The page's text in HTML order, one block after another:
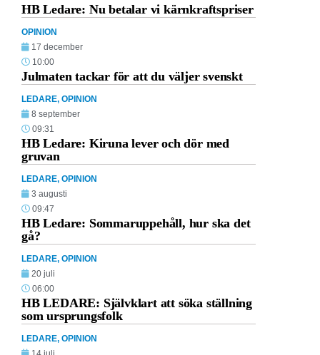
HB Ledare: Nu betalar vi kärnkraftspriser
OPINION
17 december
10:00
Julmaten tackar för att du väljer svenskt
LEDARE, OPINION
8 september
09:31
HB Ledare: Kiruna lever och dör med
gruvan
LEDARE, OPINION
3 augusti
09:47
HB Ledare: Sommaruppehåll, hur ska det
gå?
LEDARE, OPINION
20 juli
06:00
HB LEDARE: Självklart att söka ställning
som ursprungsfolk
LEDARE, OPINION